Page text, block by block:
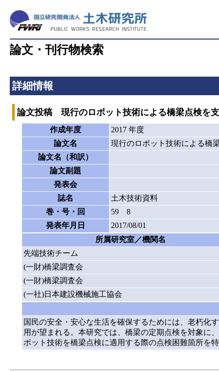
論文・刊行物検索
詳細情報
論文投稿 現行のロボット技術による橋梁点検を
作成年度
2017 年度
論文名
現行のロボット技術による橋
論文名（和訳）
論文副題
発表会
誌名
土木技術資料
巻・号・回
59 8
発表年月日
2017/08/01
所属研究室／機関名
先端技術チーム
(一財)橋梁調査会
(一財)橋梁調査会
(一社)日本建設機械施工協会
国民の安全・安心な生活を確保するためには、老朽化
用が望まれる。本研究では、橋梁の定期点検を対象に
ボット技術を橋梁点検に適用する際の点検困難箇所を